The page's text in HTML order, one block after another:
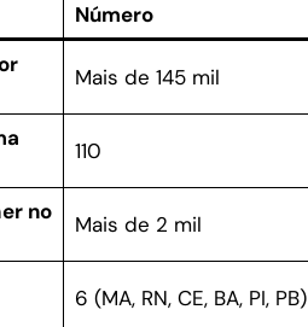
Número
Mais de 145 mil
110
no
Mais de 2 mil
6 (MA, RN, CE, BA, PI, PB)